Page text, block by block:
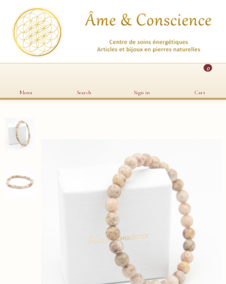
Menu Search Sign in
0
Cart